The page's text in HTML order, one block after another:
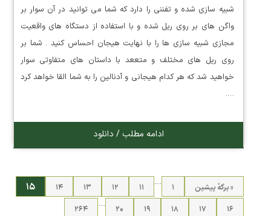
شبیه سازی شده و تفننی را دارد که شما می توانید در آن سوار بر
واگن های بر روی ریل شده و با استفاده از دستگاه های واقعیت
مجازی شبیه سازی ها را با نهایت هیجان احساس کنید . شما بر
روی ریل های مختلف و متععد با داستان های متفاوتی سوار
خواهید شد که هر کدام هیجانی و آدنالین را به شما القا خواهد کرد
….
ادامه مطلب / دانلود
« برگه‌ٔ پیشین ۱
…
۱۱ ۱۲ ۱۳ ۱۴ ۱۵
۱۶ ۱۷ ۱۸ ۱۹ ۲۰
…
۲۶۴